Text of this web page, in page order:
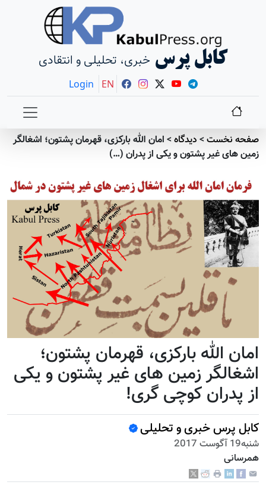
کابل پرس خبری، تحلیلی و انتقادی
Login EN
صفحه نخست> دیدگاه> امان الله بارکزی، قهرمان پشتون؛ اشغالگر
زمین های غیر پشتون و یکی از پدران (…)
امان الله بارکزی، قهرمان پشتون؛
اشغالگر زمین های غیر پشتون و یکی
از پدران کوچی گری!
کابل پرس خبری و تحلیلی
شنبه19 آگوست 2017
همرسانی